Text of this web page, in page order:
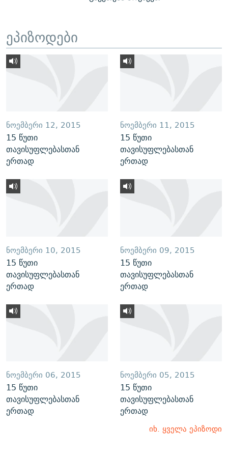
ეპიზოდები
ᲜᲝᲔᲛᲑᲔᲠᲘ 12, 2015
15 წუთი
თავისუფლებასთან
ერთად
ᲜᲝᲔᲛᲑᲔᲠᲘ 11, 2015
15 წუთი
თავისუფლებასთან
ერთად
ᲜᲝᲔᲛᲑᲔᲠᲘ 10, 2015
15 წუთი
თავისუფლებასთან
ერთად
ᲜᲝᲔᲛᲑᲔᲠᲘ 09, 2015
15 წუთი
თავისუფლებასთან
ერთად
ᲜᲝᲔᲛᲑᲔᲠᲘ 06, 2015
15 წუთი
თავისუფლებასთან
ერთად
ᲜᲝᲔᲛᲑᲔᲠᲘ 05, 2015
15 წუთი
თავისუფლებასთან
ერთად
იხ. ყველა ეპიზოდი